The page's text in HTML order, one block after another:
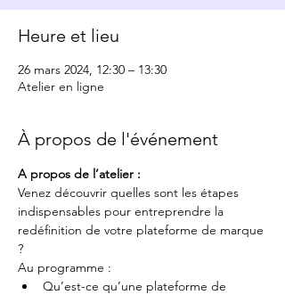
Heure et lieu
26 mars 2024, 12:30 – 13:30
Atelier en ligne
À propos de l'événement
A propos de l’atelier :
Venez découvrir quelles sont les étapes
indispensables pour entreprendre la
redéfinition de votre plateforme de marque
?
Au programme :
Qu’est-ce qu’une plateforme de